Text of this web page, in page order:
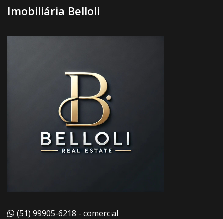
Imobiliária Belloli
(51) 99905-6218 - comercial